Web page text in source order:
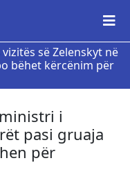
së Zelenskyt në
bëhet kërcënim për
i
pasi gruaja
për